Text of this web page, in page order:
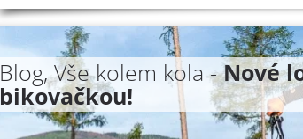
Blog, Vše kolem kola -Nové
bikovačkou!